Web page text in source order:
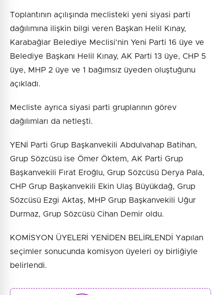
Toplantının açılışında meclisteki yeni siyasi parti
dağılımına ilişkin bilgi veren Başkan Helil Kınay,
Karabağlar Belediye Meclisi'nin Yeni Parti 16 üye ve
Belediye Başkanı Helil Kınay, AK Parti 13 üye, CHP 5
üye, MHP 2 üye ve 1 bağımsız üyeden oluştuğunu
açıkladı.
Mecliste ayrıca siyasi parti gruplarının görev
dağılımları da netleşti.
YENİ Parti Grup Başkanvekili Abdulvahap Batihan,
Grup Sözcüsü ise Ömer Öktem, AK Parti Grup
Başkanvekili Fırat Eroğlu, Grup Sözcüsü Derya Pala,
CHP Grup Başkanvekili Ekin Ulaş Büyükdağ, Grup
Sözcüsü Ezgi Aktaş, MHP Grup Başkanvekili Uğur
Durmaz, Grup Sözcüsü Cihan Demir oldu.
KOMİSYON ÜYELERİ YENİDEN BELİRLENDİ Yapılan
seçimler sonucunda komisyon üyeleri oy birliğiyle
belirlendi.